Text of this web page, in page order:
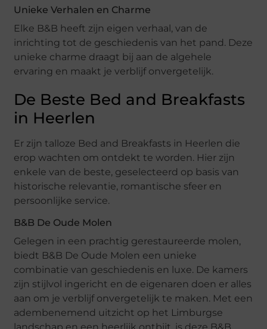
Unieke Verhalen en Charme
Elke B&B heeft zijn eigen verhaal, van de
inrichting tot de geschiedenis van het pand. Deze
unieke charme draagt bij aan de algehele
ervaring en maakt je verblijf onvergetelijk.
De Beste Bed and Breakfasts
in Heerlen
Er zijn talloze Bed and Breakfasts in Heerlen die
erop wachten om ontdekt te worden. Hier zijn
enkele van de beste, geselecteerd op basis van
historische relevantie, romantische sfeer en
persoonlijke service.
B&B De Oude Molen
Gelegen in een prachtig gerestaureerde molen,
biedt B&B De Oude Molen een unieke
combinatie van geschiedenis en luxe. De kamers
zijn stijlvol ingericht en de eigenaren doen er alles
aan om je verblijf onvergetelijk te maken. Met een
adembenemend uitzicht op het Limburgse